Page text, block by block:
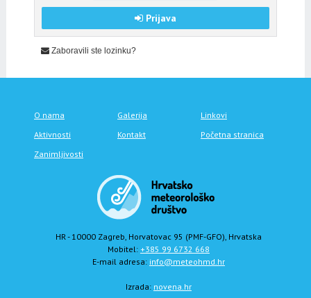
Prijava
Zaboravili ste lozinku?
O nama Galerija
Linkovi
Aktivnosti
Kontakt
Početna stranica
Zanimljivosti
HR - 10000 Zagreb, Horvatovac 95 (PMF-GFO), Hrvatska
Mobitel: +385 99 6732 668
E-mail adresa: info@meteohmd.hr
Izrada: novena.hr